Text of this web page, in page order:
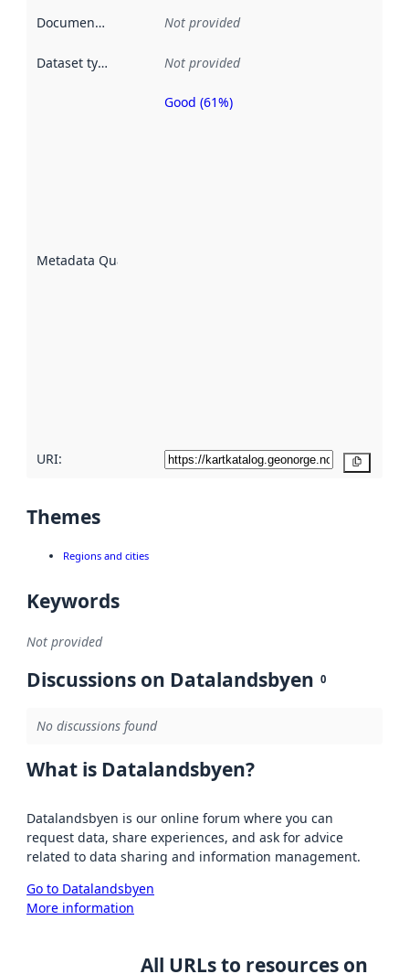
Documentation Not provided
Dataset type Not provided
Metadata Quality
Metadata
Good (61%)
URI:
Themes
Regions and cities
Keywords
Not provided
Discussions on Datalandsbyen 0
No discussions found
What is Datalandsbyen?
Datalandsbyen is our online forum where you can
request data, share experiences, and ask for advice
related to data sharing and information management.
Go to Datalandsbyen
More information
All URLs to resources on